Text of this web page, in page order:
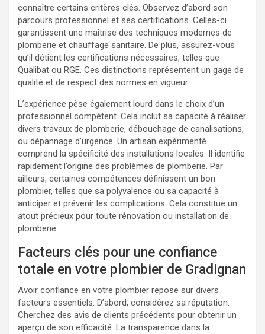
connaître certains critères clés. Observez d’abord son
parcours professionnel et ses certifications. Celles-ci
garantissent une maîtrise des techniques modernes de
plomberie et chauffage sanitaire. De plus, assurez-vous
qu’il détient les certifications nécessaires, telles que
Qualibat ou RGE. Ces distinctions représentent un gage de
qualité et de respect des normes en vigueur.
L’expérience pèse également lourd dans le choix d’un
professionnel compétent. Cela inclut sa capacité à réaliser
divers travaux de plomberie, débouchage de canalisations,
ou dépannage d’urgence. Un artisan expérimenté
comprend la spécificité des installations locales. Il identifie
rapidement l’origine des problèmes de plomberie. Par
ailleurs, certaines compétences définissent un bon
plombier, telles que sa polyvalence ou sa capacité à
anticiper et prévenir les complications. Cela constitue un
atout précieux pour toute rénovation ou installation de
plomberie.
Facteurs clés pour une confiance
totale en votre plombier de Gradignan
Avoir confiance en votre plombier repose sur divers
facteurs essentiels. D’abord, considérez sa réputation.
Cherchez des avis de clients précédents pour obtenir un
aperçu de son efficacité. La transparence dans la